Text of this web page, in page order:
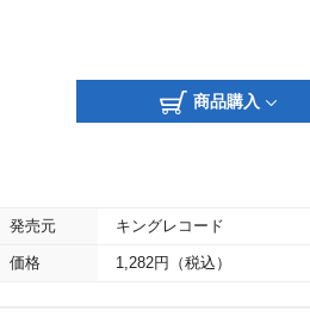
商品購入
発売元 キングレコード
価格 1,282円（税込）